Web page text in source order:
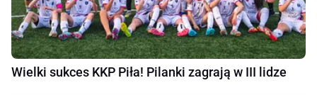
Wielki sukces KKP Piła! Pilanki zagrają w III lidze